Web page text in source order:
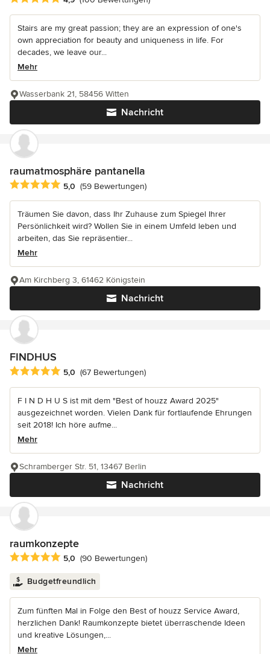
Stairs are my great passion; they are an expression of one's
own appreciation for beauty and uniqueness in life. For
decades, we leave our...
Mehr
Nachricht
Wasserbank 21, 58456 Witten
raumatmosphäre pantanella
Durchschnittliche Bewertung: 5 von 5 Sternen
5,0 (59 Bewertungen)
Träumen Sie davon, dass Ihr Zuhause zum Spiegel Ihrer
Persönlichkeit wird? Wollen Sie in einem Umfeld leben und
arbeiten, das Sie repräsentier...
Mehr
Nachricht
Am Kirchberg 3, 61462 Königstein
FINDHUS
Durchschnittliche Bewertung: 5 von 5 Sternen
5,0 (67 Bewertungen)
F I N D H U S ist mit dem "Best of houzz Award 2025"
ausgezeichnet worden. Vielen Dank für fortlaufende Ehrungen
seit 2018! Ich höre aufme...
Mehr
Nachricht
Schramberger Str. 51, 13467 Berlin
raumkonzepte
Durchschnittliche Bewertung: 5 von 5 Sternen
5,0 (90 Bewertungen)
Budgetfreundlich
Zum fünften Mal in Folge den Best of houzz Service Award,
herzlichen Dank! Raumkonzepte bietet überraschende Ideen
und kreative Lösungen,...
Mehr